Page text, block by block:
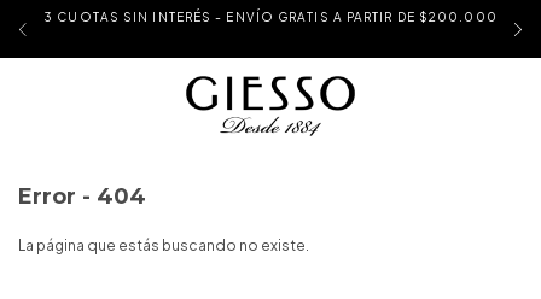
3 CUOTAS SIN INTERÉS - ENVÍO GRATIS A PARTIR DE $200.000
Error - 404
La página que estás buscando no existe.